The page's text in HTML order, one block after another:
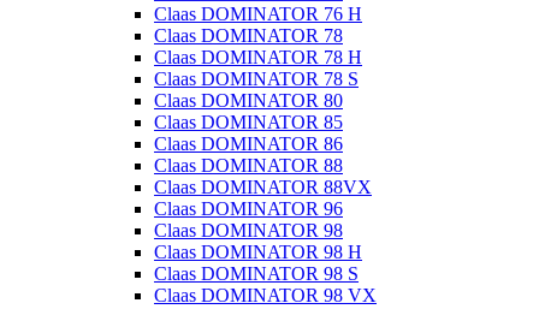
Claas DOMINATOR 76 H
Claas DOMINATOR 78
Claas DOMINATOR 78 H
Claas DOMINATOR 78 S
Claas DOMINATOR 80
Claas DOMINATOR 85
Claas DOMINATOR 86
Claas DOMINATOR 88
Claas DOMINATOR 88VX
Claas DOMINATOR 96
Claas DOMINATOR 98
Claas DOMINATOR 98 H
Claas DOMINATOR 98 S
Claas DOMINATOR 98 VX